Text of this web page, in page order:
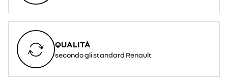
QUALITÀ
secondo gli standard Renault